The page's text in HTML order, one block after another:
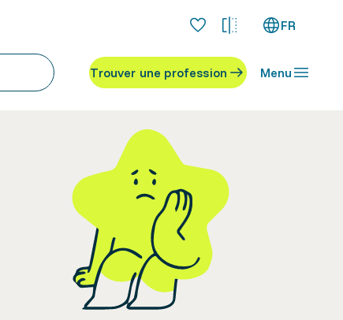
FR
Trouver une profession Menu